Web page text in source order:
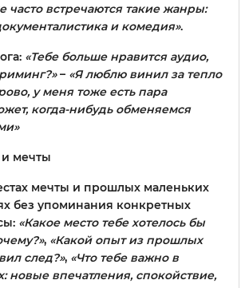
часто встречаются такие жанры:
и комедия».
«Тебе больше нравится аудио,
– «Я люблю винил за тепло
у меня тоже есть пара
когда-нибудь обменяемся
мечты
мечты и прошлых маленьких
без упоминания конкретных
«Какое место тебе хотелось бы
, «Какой опыт из прошлых
след?», «Что тебе важно в
новые впечатления, спокойствие,